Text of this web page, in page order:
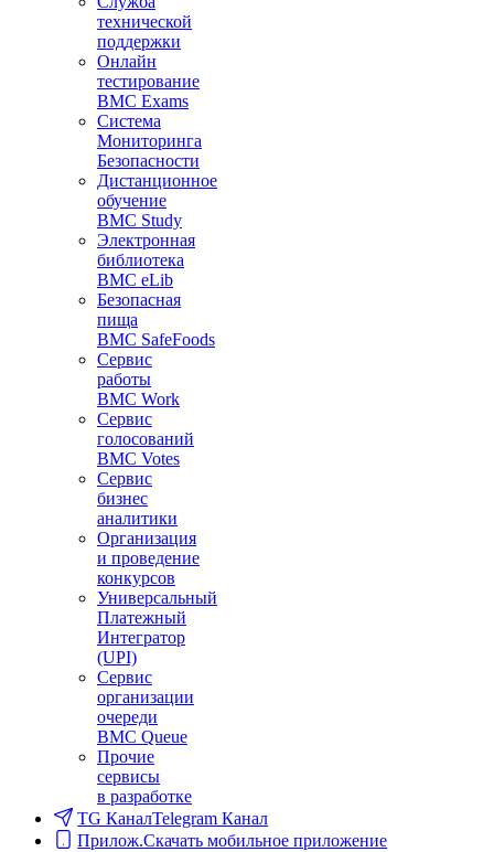
технической
поддержки
Онлайн
тестирование
BMC Exams
Система
Мониторинга
Безопасности
Дистанционное
обучение
BMC Study
Электронная
библиотека
BMC eLib
Безопасная
пища
BMC SafeFoods
Сервис
работы
BMC Work
Сервис
голосований
BMC Votes
Сервис
бизнес
аналитики
Организация
и проведение
конкурсов
Универсальный
Платежный
Интегратор
(UPI)
Сервис
организации
очереди
BMC Queue
Прочие
сервисы
в разработке
TG КаналTelegram Канал
Прилож.Скачать мобильное приложение